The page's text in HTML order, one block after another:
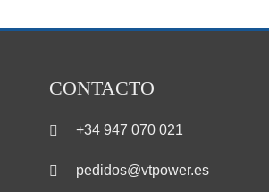
CONTACTO
+34 947 070 021
pedidos@vtpower.es